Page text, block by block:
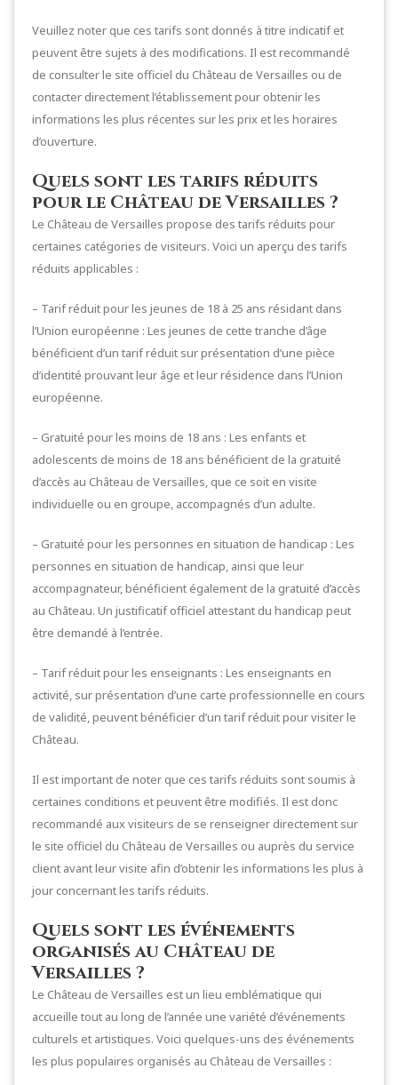
Veuillez noter que ces tarifs sont donnés à titre indicatif et
peuvent être sujets à des modifications. Il est recommandé
de consulter le site officiel du Château de Versailles ou de
contacter directement l’établissement pour obtenir les
informations les plus récentes sur les prix et les horaires
d’ouverture.
Quels sont les tarifs réduits
pour le Château de Versailles ?
Le Château de Versailles propose des tarifs réduits pour
certaines catégories de visiteurs. Voici un aperçu des tarifs
réduits applicables :
– Tarif réduit pour les jeunes de 18 à 25 ans résidant dans
l’Union européenne : Les jeunes de cette tranche d’âge
bénéficient d’un tarif réduit sur présentation d’une pièce
d’identité prouvant leur âge et leur résidence dans l’Union
européenne.
– Gratuité pour les moins de 18 ans : Les enfants et
adolescents de moins de 18 ans bénéficient de la gratuité
d’accès au Château de Versailles, que ce soit en visite
individuelle ou en groupe, accompagnés d’un adulte.
– Gratuité pour les personnes en situation de handicap : Les
personnes en situation de handicap, ainsi que leur
accompagnateur, bénéficient également de la gratuité d’accès
au Château. Un justificatif officiel attestant du handicap peut
être demandé à l’entrée.
– Tarif réduit pour les enseignants : Les enseignants en
activité, sur présentation d’une carte professionnelle en cours
de validité, peuvent bénéficier d’un tarif réduit pour visiter le
Château.
Il est important de noter que ces tarifs réduits sont soumis à
certaines conditions et peuvent être modifiés. Il est donc
recommandé aux visiteurs de se renseigner directement sur
le site officiel du Château de Versailles ou auprès du service
client avant leur visite afin d’obtenir les informations les plus à
jour concernant les tarifs réduits.
Quels sont les événements
organisés au Château de
Versailles ?
Le Château de Versailles est un lieu emblématique qui
accueille tout au long de l’année une variété d’événements
culturels et artistiques. Voici quelques-uns des événements
les plus populaires organisés au Château de Versailles :